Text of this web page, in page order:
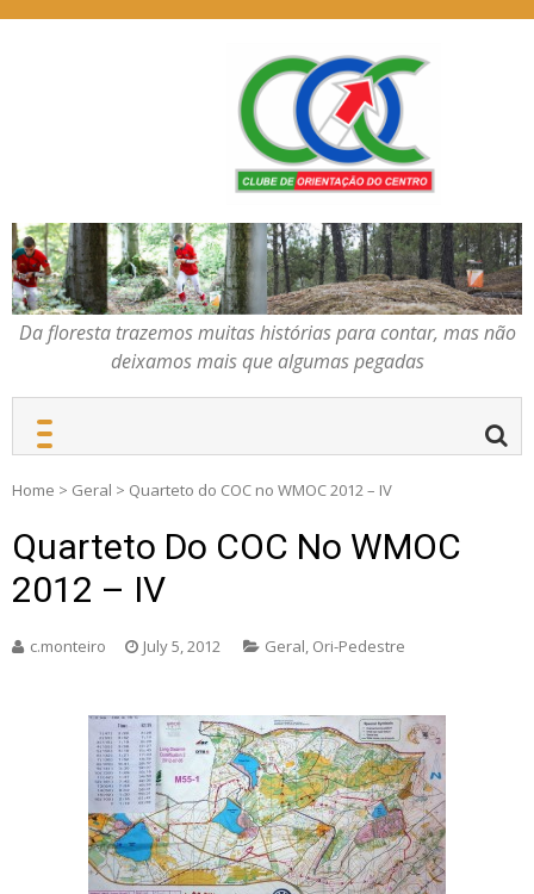
COC – CLUBE DE
ORIENTAÇÃO DO
CENTRO
Da floresta trazemos
muitas histórias para
contar, mas não deixamos
mais que algumas
pegadas
Da floresta trazemos muitas histórias para contar, mas não
deixamos mais que algumas pegadas
Home > Geral > Quarteto do COC no WMOC 2012 – IV
Quarteto Do COC No WMOC
2012 – IV
c.monteiro July 5, 2012 Geral, Ori-Pedestre